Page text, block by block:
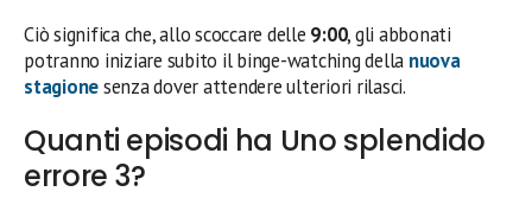
Ciò significa che, allo scoccare delle 9:00, gli abbonati
potranno iniziare subito il binge-watching della nuova
stagionesenza dover attendere ulteriori rilasci.
Quanti episodi ha Uno splendido
errore 3?